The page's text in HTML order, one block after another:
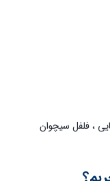
، فلفل سیچوان